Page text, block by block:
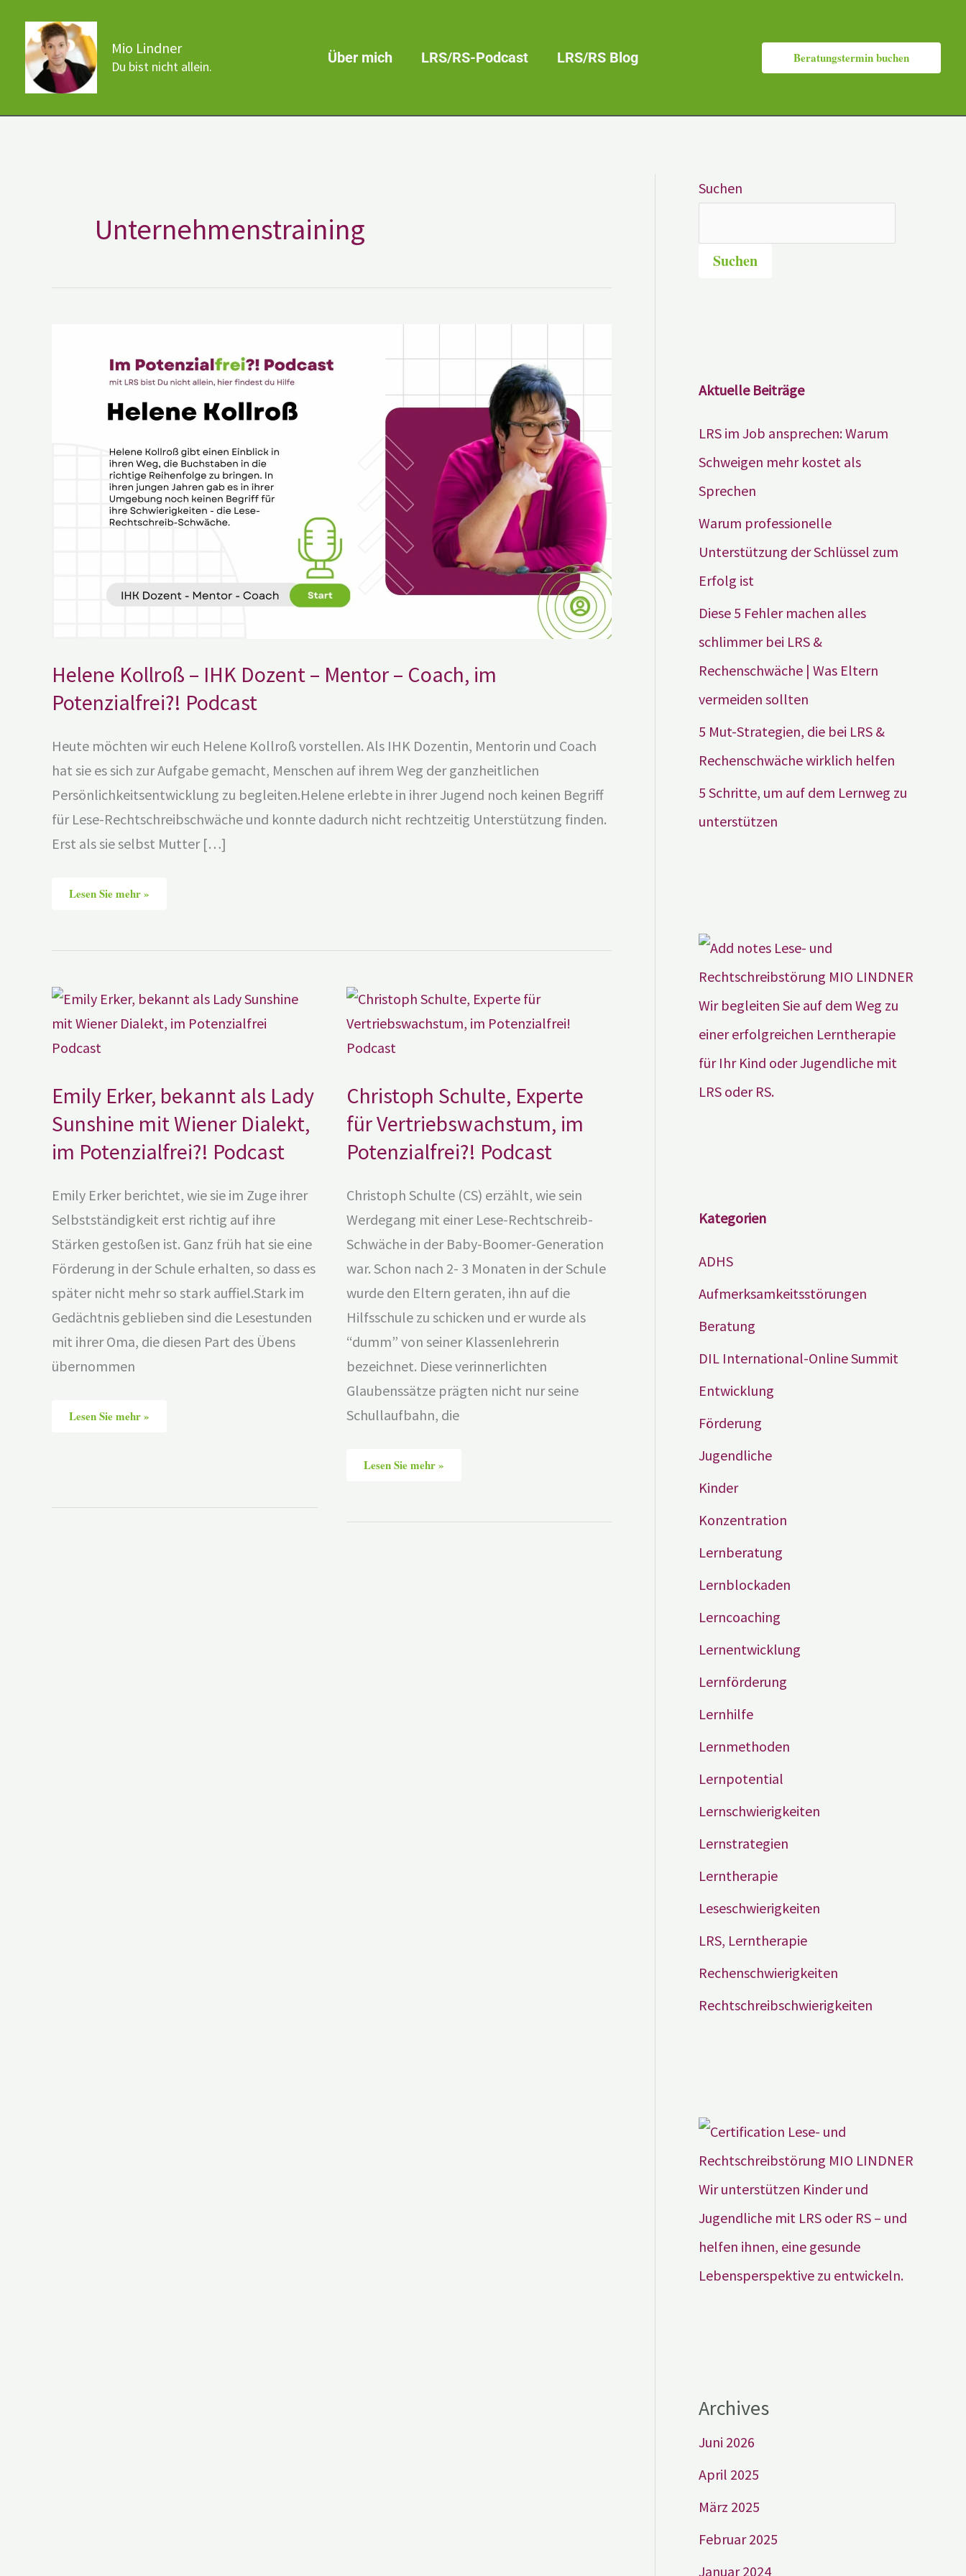
Inhalt
springen
Mio Lindner
Du bist nicht allein. Über mich LRS/RS-Podcast LRS/RS Blog Beratungstermin buchen
Unternehmenstraining
Helene Kollroß – IHK Dozent – Mentor – Coach, im
Potenzialfrei?! Podcast
Heute möchten wir euch Helene Kollroß vorstellen. Als IHK Dozentin, Mentorin und Coach
hat sie es sich zur Aufgabe gemacht, Menschen auf ihrem Weg der ganzheitlichen
Persönlichkeitsentwicklung zu begleiten.Helene erlebte in ihrer Jugend noch keinen Begriff
für Lese-Rechtschreibschwäche und konnte dadurch nicht rechtzeitig Unterstützung finden.
Erst als sie selbst Mutter […]
Lesen Sie mehr »
Emily Erker, bekannt als Lady
Sunshine mit Wiener Dialekt,
im Potenzialfrei?! Podcast
Emily Erker berichtet, wie sie im Zuge ihrer
Selbstständigkeit erst richtig auf ihre
Stärken gestoßen ist. Ganz früh hat sie eine
Förderung in der Schule erhalten, so dass es
später nicht mehr so stark auffiel.Stark im
Gedächtnis geblieben sind die Lesestunden
mit ihrer Oma, die diesen Part des Übens
übernommen
Emily
Erker,
als
Sunshine
mit
Potenzialfrei?!
Podcast
Lesen Sie mehr »
Christoph Schulte, Experte
für Vertriebswachstum, im
Potenzialfrei?! Podcast
Christoph Schulte (CS) erzählt, wie sein
Werdegang mit einer Lese-Rechtschreib-
Schwäche in der Baby-Boomer-Generation
war. Schon nach 2- 3 Monaten in der Schule
wurde den Eltern geraten, ihn auf die
Hilfsschule zu schicken und er wurde als
“dumm” von seiner Klassenlehrerin
bezeichnet. Diese verinnerlichten
Glaubenssätze prägten nicht nur seine
Schullaufbahn, die
Christoph
Schulte,
für
im
Potenzialfrei?!
Lesen Sie mehr »
Suchen
Suchen
Aktuelle Beiträge
LRS im Job ansprechen: Warum
Schweigen mehr kostet als
Sprechen
Warum professionelle
Unterstützung der Schlüssel zum
Erfolg ist
Diese 5 Fehler machen alles
schlimmer bei LRS &
Rechenschwäche | Was Eltern
vermeiden sollten
5 Mut-Strategien, die bei LRS &
Rechenschwäche wirklich helfen
5 Schritte, um auf dem Lernweg zu
unterstützen
Wir begleiten Sie auf dem Weg zu
einer erfolgreichen Lerntherapie
für Ihr Kind oder Jugendliche mit
LRS oder RS.
Kategorien
ADHS
Aufmerksamkeitsstörungen
Beratung
DIL International-Online Summit
Entwicklung
Förderung
Jugendliche
Kinder
Konzentration
Lernberatung
Lernblockaden
Lerncoaching
Lernentwicklung
Lernförderung
Lernhilfe
Lernmethoden
Lernpotential
Lernschwierigkeiten
Lernstrategien
Lerntherapie
Leseschwierigkeiten
LRS, Lerntherapie
Rechenschwierigkeiten
Rechtschreibschwierigkeiten
Wir unterstützen Kinder und
Jugendliche mit LRS oder RS – und
helfen ihnen, eine gesunde
Lebensperspektive zu entwickeln.
Archives
Juni 2026
April 2025
März 2025
Februar 2025
Januar 2024